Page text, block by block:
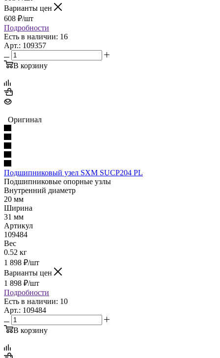
Варианты цен
608 ₽/шт
Подробности
Есть в наличии: 16
Арт.: 109357
В корзину
Оригинал
Подшипниковый узел SXM SUCP204 PL
Подшипниковые опорные узлы
Внутренний диаметр
20 мм
Ширина
31 мм
Артикул
109484
Вес
0.52 кг
1 898 ₽/шт
Варианты цен
1 898 ₽/шт
Подробности
Есть в наличии: 10
Арт.: 109484
В корзину